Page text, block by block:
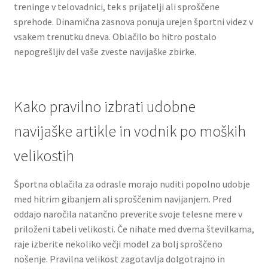
treninge v telovadnici, tek s prijatelji ali sproščene
sprehode. Dinamična zasnova ponuja urejen športni videz v
vsakem trenutku dneva. Oblačilo bo hitro postalo
nepogrešljiv del vaše zveste navijaške zbirke.
Kako pravilno izbrati udobne
navijaške artikle in vodnik po moških
velikostih
Športna oblačila za odrasle morajo nuditi popolno udobje
med hitrim gibanjem ali sproščenim navijanjem. Pred
oddajo naročila natančno preverite svoje telesne mere v
priloženi tabeli velikosti. Če nihate med dvema številkama,
raje izberite nekoliko večji model za bolj sproščeno
nošenje. Pravilna velikost zagotavlja dolgotrajno in